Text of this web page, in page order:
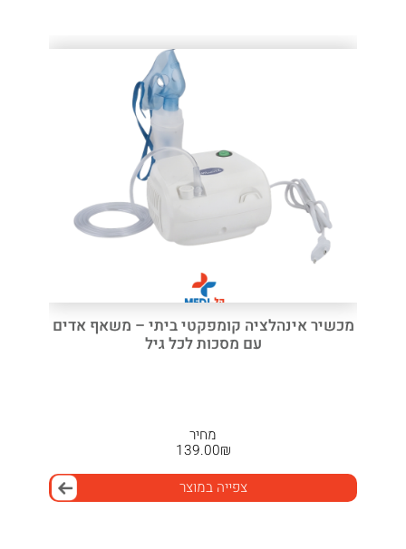
מכשיר אינהלציה קומפקטי ביתי – משאף אדים
עם מסכות לכל גיל
מחיר
₪
139.00
צפייה במוצר